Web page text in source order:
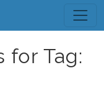
for Tag: